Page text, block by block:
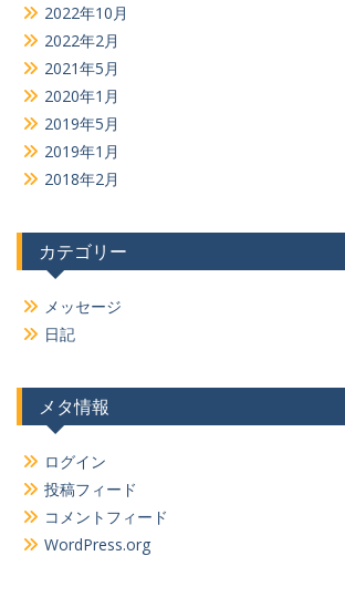
2022年10月
2022年2月
2021年5月
2020年1月
2019年5月
2019年1月
2018年2月
カテゴリー
メッセージ
日記
メタ情報
ログイン
投稿フィード
コメントフィード
WordPress.org